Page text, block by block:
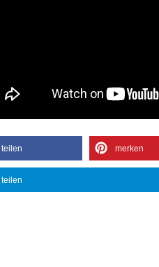
teilen merken
teilen